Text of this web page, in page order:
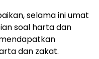
selama ini umat
soal harta dan
dan zakat.